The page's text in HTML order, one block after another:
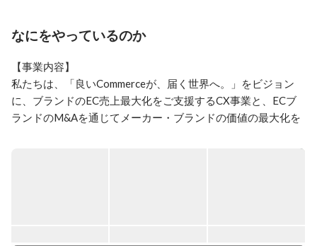
約30社のEC販売戦略立案から実行まで行っている。ま
た、現在はメンバーの育成およびアップセル体制の構
なにをやっているのか
【事業内容】
私たちは、「良いCommerceが、届く世界へ。」をビジョン
に、ブランドのEC売上最大化をご支援するCX事業と、ECブ
ランドのM&Aを通じてメーカー・ブランドの価値の最大化を